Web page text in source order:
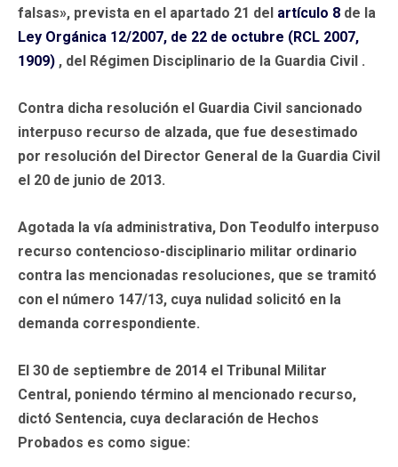
falsas», prevista en el apartado 21 del artículo 8 de la
Ley Orgánica 12/2007, de 22 de octubre (RCL 2007,
1909) , del Régimen Disciplinario de la Guardia Civil .
Contra dicha resolución el Guardia Civil sancionado
interpuso recurso de alzada, que fue desestimado
por resolución del Director General de la Guardia Civil
el 20 de junio de 2013.
Agotada la vía administrativa, Don Teodulfo interpuso
recurso contencioso-disciplinario militar ordinario
contra las mencionadas resoluciones, que se tramitó
con el número 147/13, cuya nulidad solicitó en la
demanda correspondiente.
El 30 de septiembre de 2014 el Tribunal Militar
Central, poniendo término al mencionado recurso,
dictó Sentencia, cuya declaración de Hechos
Probados es como sigue: